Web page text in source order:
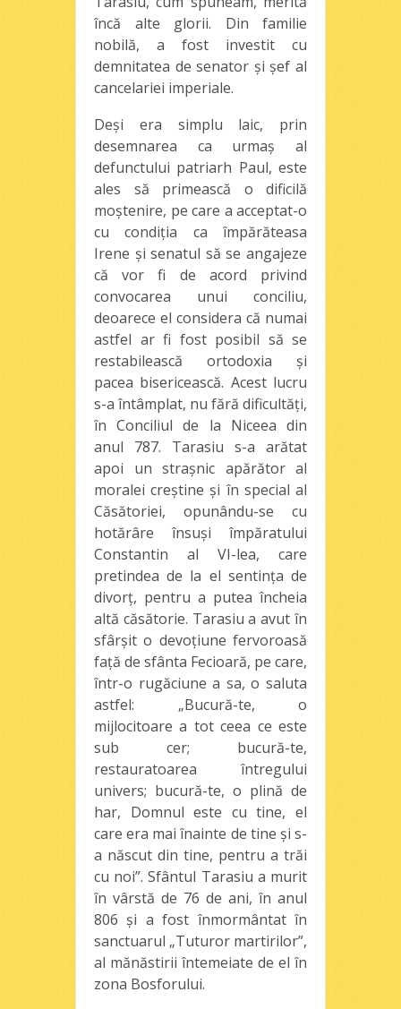
încă alte glorii. Din familie
nobilă, a fost investit cu
demnitatea de senator şi şef al
cancelariei imperiale.
Deşi era simplu laic, prin
desemnarea ca urmaş al
defunctului patriarh Paul, este
ales să primească o dificilă
moştenire, pe care a acceptat-o
cu condiţia ca împărăteasa
Irene şi senatul să se angajeze
că vor fi de acord privind
convocarea unui conciliu,
deoarece el considera că numai
astfel ar fi fost posibil să se
restabilească ortodoxia şi
pacea bisericească. Acest lucru
s-a întâmplat, nu fără dificultăţi,
în Conciliul de la Niceea din
anul 787. Tarasiu s-a arătat
apoi un straşnic apărător al
moralei creştine şi în special al
Căsătoriei, opunându-se cu
hotărâre însuşi împăratului
Constantin al VI-lea, care
pretindea de la el sentinţa de
divorţ, pentru a putea încheia
altă căsătorie. Tarasiu a avut în
sfârşit o devoţiune fervoroasă
faţă de sfânta Fecioară, pe care,
într-o rugăciune a sa, o saluta
astfel: „Bucură-te, o
mijlocitoare a tot ceea ce este
sub cer; bucură-te,
restauratoarea întregului
univers; bucură-te, o plină de
har, Domnul este cu tine, el
care era mai înainte de tine şi s-
a născut din tine, pentru a trăi
cu noi”. Sfântul Tarasiu a murit
în vârstă de 76 de ani, în anul
806 şi a fost înmormântat în
sanctuarul „Tuturor martirilor”,
al mănăstirii întemeiate de el în
zona Bosforului.